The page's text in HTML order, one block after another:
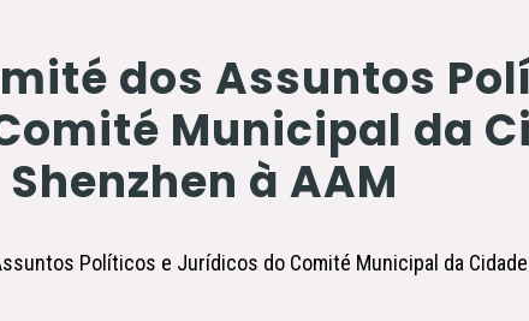
dos Assuntos
Municipal da
Shenzhen à AAM
Políticos e Jurídicos do Comité Municipal da Cidade